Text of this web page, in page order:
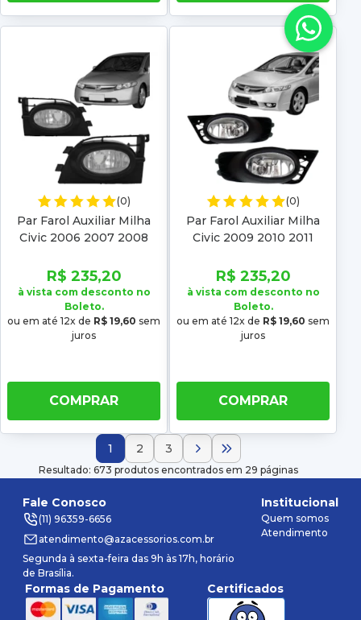
(0)
Par Farol Auxiliar Milha
Civic 2006 2007 2008
R$ 235,20
à vista com desconto no
Boleto.
ou em até 12x de R$ 19,60 sem
juros
COMPRAR
(0)
Par Farol Auxiliar Milha
Civic 2009 2010 2011
R$ 235,20
à vista com desconto no
Boleto.
ou em até 12x de R$ 19,60 sem
juros
COMPRAR
Resultado: 673 produtos encontrados em 29 páginas
1 2 3
Fale Conosco
(11) 96359-6656
atendimento@azacessorios.com.br
Segunda à sexta-feira das 9h às 17h, horário
de Brasília.
Institucional
Quem somos
Atendimento
Formas de Pagamento Certificados